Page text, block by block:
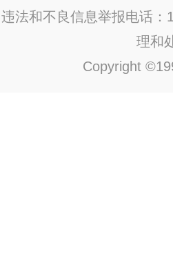
违法和不良信息举报电话
理和
Copyright